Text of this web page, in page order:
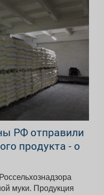
РФ отправили
продукта - о
муки. Продукция